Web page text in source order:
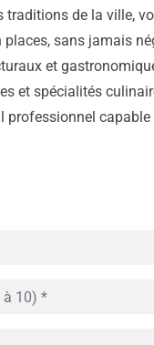
traditions de la ville,
places, sans jamais
et
et spécialités
professionnel